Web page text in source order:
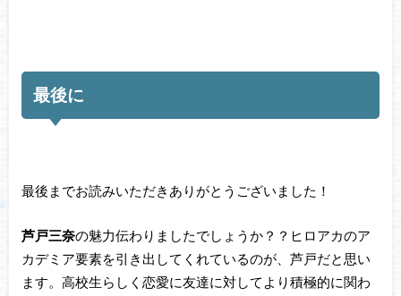
最後に
最後までお読みいただきありがとうございました！
芦戸三奈の魅力伝わりましたでしょうか？？ヒロアカのア
カデミア要素を引き出してくれているのが、芦戸だと思い
ます。高校生らしく恋愛に友達に対してより積極的に関わ